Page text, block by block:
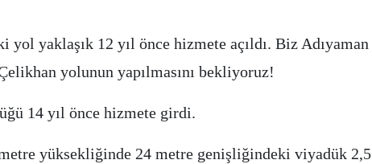
yol yaklaşık 12 yıl önce hizmete açıldı. Biz Adıyaman
yolunun yapılmasını bekliyoruz!
14 yıl önce hizmete girdi.
yüksekliğinde 24 metre genişliğindeki viyadük 2,5